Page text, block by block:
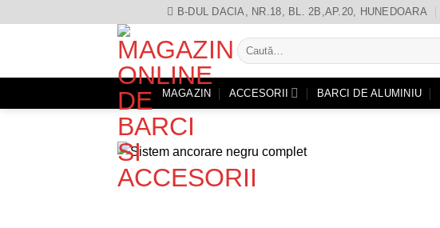
B-DUL DACIA, NR.18, BL. 2B,AP.20, HUNEDOARA
Caută
după:
MAGAZIN ACCESORII BARCI DE ALUMINIU